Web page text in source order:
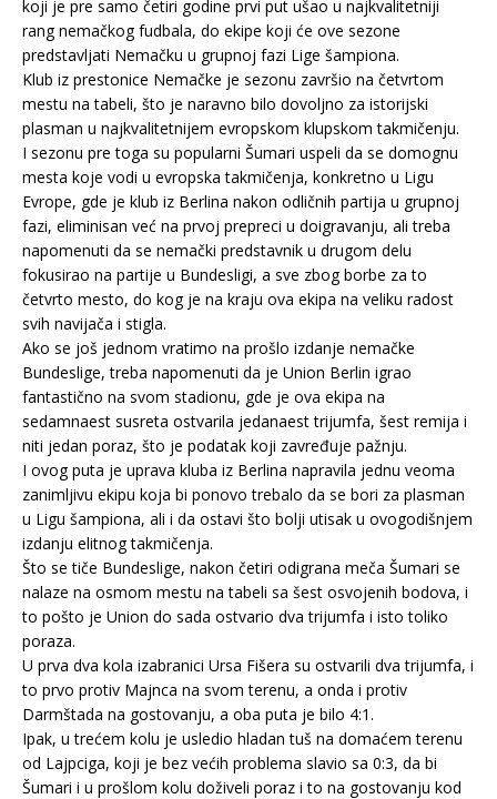
koji je pre samo četiri godine prvi put ušao u najkvalitetniji
rang nemačkog fudbala, do ekipe koji će ove sezone
predstavljati Nemačku u grupnoj fazi Lige šampiona.
Klub iz prestonice Nemačke je sezonu završio na četvrtom
mestu na tabeli, što je naravno bilo dovoljno za istorijski
plasman u najkvalitetnijem evropskom klupskom takmičenju.
I sezonu pre toga su popularni Šumari uspeli da se domognu
mesta koje vodi u evropska takmičenja, konkretno u Ligu
Evrope, gde je klub iz Berlina nakon odličnih partija u grupnoj
fazi, eliminisan već na prvoj prepreci u doigravanju, ali treba
napomenuti da se nemački predstavnik u drugom delu
fokusirao na partije u Bundesligi, a sve zbog borbe za to
četvrto mesto, do kog je na kraju ova ekipa na veliku radost
svih navijača i stigla.
Ako se još jednom vratimo na prošlo izdanje nemačke
Bundeslige, treba napomenuti da je Union Berlin igrao
fantastično na svom stadionu, gde je ova ekipa na
sedamnaest susreta ostvarila jedanaest trijumfa, šest remija i
niti jedan poraz, što je podatak koji zavređuje pažnju.
I ovog puta je uprava kluba iz Berlina napravila jednu veoma
zanimljivu ekipu koja bi ponovo trebalo da se bori za plasman
u Ligu šampiona, ali i da ostavi što bolji utisak u ovogodišnjem
izdanju elitnog takmičenja.
Što se tiče Bundeslige, nakon četiri odigrana meča Šumari se
nalaze na osmom mestu na tabeli sa šest osvojenih bodova, i
to pošto je Union do sada ostvario dva trijumfa i isto toliko
poraza.
U prva dva kola izabranici Ursa Fišera su ostvarili dva trijumfa, i
to prvo protiv Majnca na svom terenu, a onda i protiv
Darmštada na gostovanju, a oba puta je bilo 4:1.
Ipak, u trećem kolu je usledio hladan tuš na domaćem terenu
od Lajpciga, koji je bez većih problema slavio sa 0:3, da bi
Šumari i u prošlom kolu doživeli poraz i to na gostovanju kod